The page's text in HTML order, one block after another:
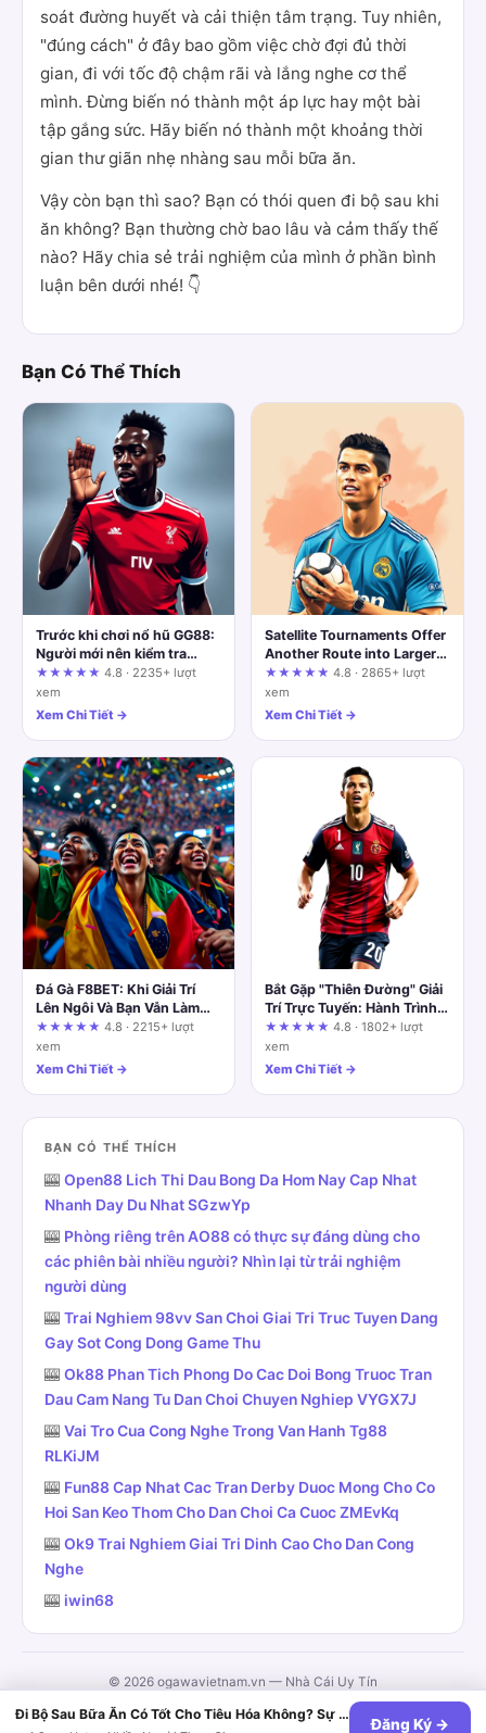
soát đường huyết và cải thiện tâm trạng. Tuy nhiên,
"đúng cách" ở đây bao gồm việc chờ đợi đủ thời
gian, đi với tốc độ chậm rãi và lắng nghe cơ thể
mình. Đừng biến nó thành một áp lực hay một bài
tập gắng sức. Hãy biến nó thành một khoảng thời
gian thư giãn nhẹ nhàng sau mỗi bữa ăn.
Vậy còn bạn thì sao? Bạn có thói quen đi bộ sau khi
ăn không? Bạn thường chờ bao lâu và cảm thấy thế
nào? Hãy chia sẻ trải nghiệm của mình ở phần bình
luận bên dưới nhé! 👇
Bạn Có Thể Thích
Trước khi chơi nổ hũ GG88:
Người mới nên kiểm tra
thông tin gì để an toàn và
hiệu quả?
★★★★★ 4.8 · 2235+ lượt
xem
Xem Chi Tiết →
Satellite Tournaments Offer
Another Route into Larger
Poker Events on
uy88.bingo: A Practical
Evaluation
★★★★★ 4.8 · 2865+ lượt
xem
Xem Chi Tiết →
Đá Gà F8BET: Khi Giải Trí
Lên Ngôi Và Bạn Vẫn Làm
Chủ Cuộc Chơi
★★★★★ 4.8 · 2215+ lượt
xem
Xem Chi Tiết →
Bắt Gặp "Thiên Đường" Giải
Trí Trực Tuyến: Hành Trình
Khám Phá One88
★★★★★ 4.8 · 1802+ lượt
xem
Xem Chi Tiết →
BẠN CÓ THỂ THÍCH
🎰 Open88 Lich Thi Dau Bong Da Hom Nay Cap Nhat
Nhanh Day Du Nhat SGzwYp
🎰 Phòng riêng trên AO88 có thực sự đáng dùng cho
các phiên bài nhiều người? Nhìn lại từ trải nghiệm
người dùng
🎰 Trai Nghiem 98vv San Choi Giai Tri Truc Tuyen Dang
Gay Sot Cong Dong Game Thu
🎰 Ok88 Phan Tich Phong Do Cac Doi Bong Truoc Tran
Dau Cam Nang Tu Dan Choi Chuyen Nghiep VYGX7J
🎰 Vai Tro Cua Cong Nghe Trong Van Hanh Tg88
RLKiJM
🎰 Fun88 Cap Nhat Cac Tran Derby Duoc Mong Cho Co
Hoi San Keo Thom Cho Dan Choi Ca Cuoc ZMEvKq
🎰 Ok9 Trai Nghiem Giai Tri Dinh Cao Cho Dan Cong
Nghe
🎰 iwin68
© 2026 ogawavietnam.vn — Nhà Cái Uy Tín
Contact·Chính Sách Giao Dịch·Chính Sách Hoàn Trả·
Mật · Điều Khoản Dịch Vụ ·Tra Cứu Vé Tất Cả Game·Sitemap
Đi Bộ Sau Bữa Ăn Có Tốt Cho Tiêu Hóa Không? Sự Thật Bất Ngờ
Đăng Ký →